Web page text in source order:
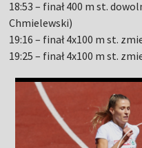
18:53 – finał 400 m st.
Chmielewski)
19:16 – finał 4x100 m st.
19:25 – finał 4x100 m st.